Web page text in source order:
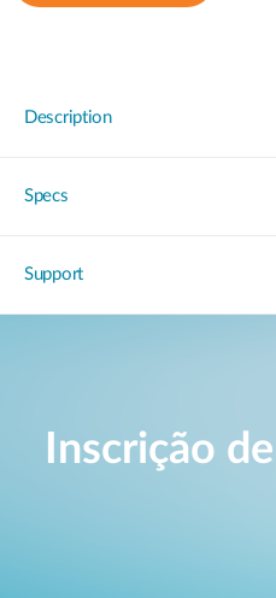
Description
Specs
Support
Inscrição